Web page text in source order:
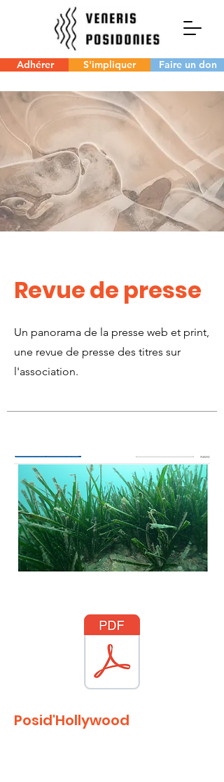
Adhérer S'impliquer Faire un don
Revue de presse
Un panorama de la presse web et print,
une revue de presse des titres sur
l'association.
Posid'Hollywood